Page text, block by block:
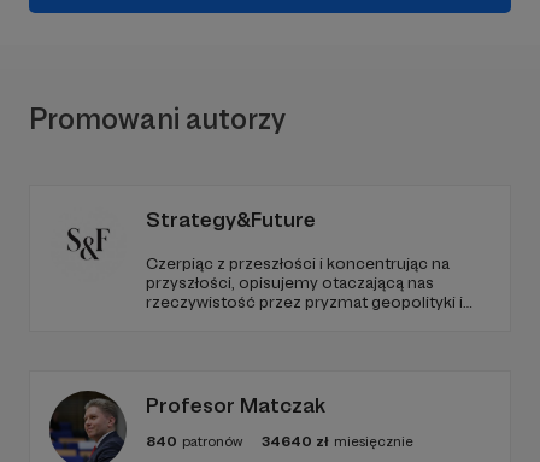
Promowani autorzy
Strategy&Future
Czerpiąc z przeszłości i koncentrując na
przyszłości, opisujemy otaczającą nas
rzeczywistość przez pryzmat geopolityki i
Profesor Matczak
840 patronów 34640 zł miesięcznie